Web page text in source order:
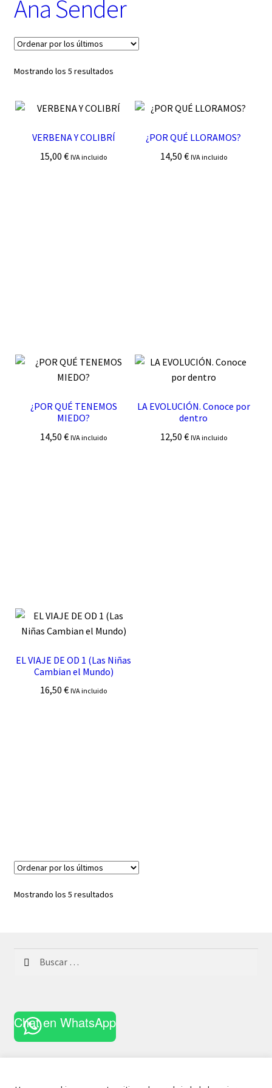
e
o
í
Ana Sender
Mostrando los 5 resultadosOrdenado
últimos
VERBENA Y COLIBRÍ
15,00€ IVA incluido
¿POR QUÉ LLORAMOS?
14,50 € IVA incluido
¿POR QUÉ TENEMOS
MIEDO?
14,50€ IVA incluido
LA EVOLUCIÓN. Conoce por
dentro
12,50 € IVA incluido
EL VIAJE DE OD 1 (Las Niñas
Cambian el Mundo)
16,50€ IVA incluido
Mostrando los 5 resultadosOrdenado
Chat en WhatsApp